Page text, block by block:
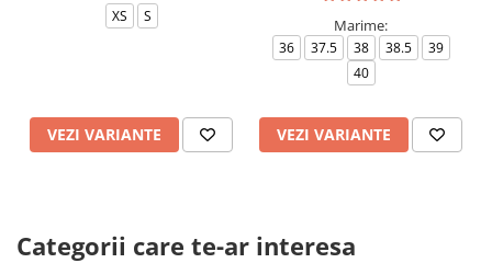
XS S
VEZI VARIANTE
Marime:
36 37.5 38 38.5
39
40
VEZI VARIANTE
Categorii care te-ar interesa